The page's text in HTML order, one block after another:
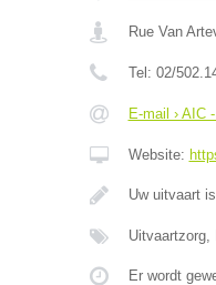
Rue Van
Tel: 02/
E-mail › AIC
Website:
Uw uitvaart
Uitvaartzorg,
Er wordt